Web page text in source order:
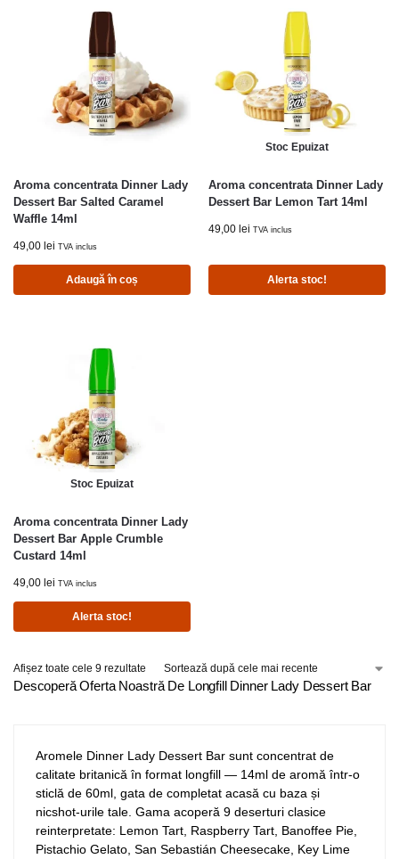
Aroma concentrata Dinner Lady
Dessert Bar Salted Caramel
Waffle 14ml
49,00 lei TVA inclus
Adaugă în coș
Stoc Epuizat
Aroma concentrata Dinner Lady
Dessert Bar Lemon Tart 14ml
49,00 lei TVA inclus
Alerta stoc!
Stoc Epuizat
Aroma concentrata Dinner Lady
Dessert Bar Apple Crumble
Custard 14ml
49,00 lei TVA inclus
Alerta stoc!
Afișez toate cele 9 rezultate
Descoperă Oferta Noastră De Longfill Dinner Lady Dessert Bar
Aromele Dinner Lady Dessert Bar sunt concentrat de
calitate britanică în format longfill — 14ml de aromă într-o
sticlă de 60ml, gata de completat acasă cu baza și
nicshot-urile tale. Gama acoperă 9 deserturi clasice
reinterpretate: Lemon Tart, Raspberry Tart, Banoffee Pie,
Pistachio Gelato, San Sebastián Cheesecake, Key Lime